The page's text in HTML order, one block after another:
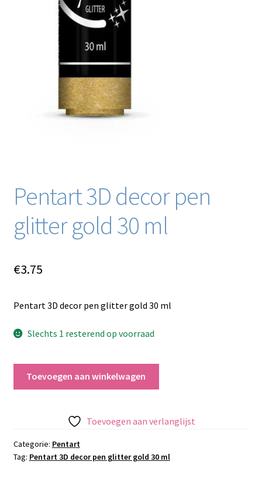
Pentart 3D decor pen
glitter gold 30 ml
€3.75
Pentart 3D decor pen glitter gold 30 ml
Slechts 1 resterend op voorraad
gold
30
Toevoegen aan winkelwagen
Toevoegen aan verlanglijst
Categorie: Pentart
Tag: Pentart 3D decor pen glitter gold 30 ml